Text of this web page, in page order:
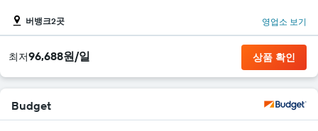
버뱅크2곳 영업소 보기
​최저96,688원/일 상품 확인
Budget